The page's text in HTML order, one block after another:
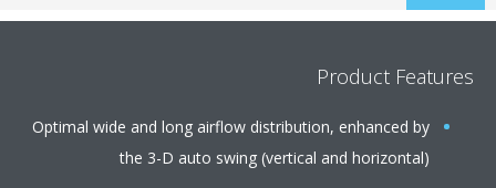
to
Product
Optimal wide and long airflow distribution, enhanced by
the 3-D auto swing (vertical and horizontal)